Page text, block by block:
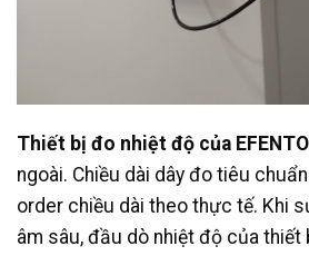
Thiết bị đo nhiệt độ của EFENTO
ngoài. Chiều dài dây đo tiêu
order chiều dài theo thực tế. Khi
âm sâu, đầu dò nhiệt độ của